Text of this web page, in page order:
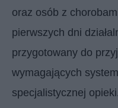
oraz osób z
pierwszych dni
przygotowany do
wymagających
specjalistycznej opieki.